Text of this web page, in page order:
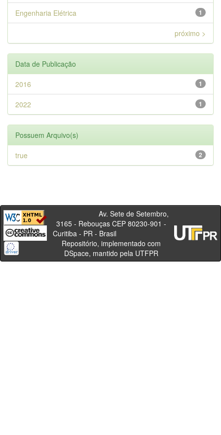
1
Engenharia Elétrica
próximo >
Data de Publicação
1
2016
1
2022
Possuem Arquivo(s)
2
true
Av. Sete de Setembro,
3165 - Rebouças CEP 80230-901 -
Curitiba - PR - Brasil
Repositório, implementado com
DSpace, mantido pela UTFPR